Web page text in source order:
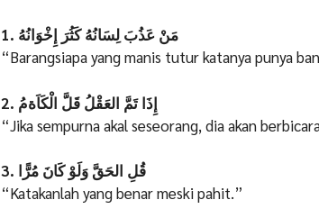
1. مَنْ عَذُبَ لِسَانُهُ كَثُرَ إِخْوَانُهُ
“Barangsiapa yang manis tutur katanya punya
2. إِذَا تَمَّ العَقْلُ قَلَّ الْكَاَةمُ
“Jika sempurna akal seseorang, dia akan
3. قُلِ الحَقَّ وَلَوْ كَانَ مُرًّا
“Katakanlah yang benar meski pahit.”